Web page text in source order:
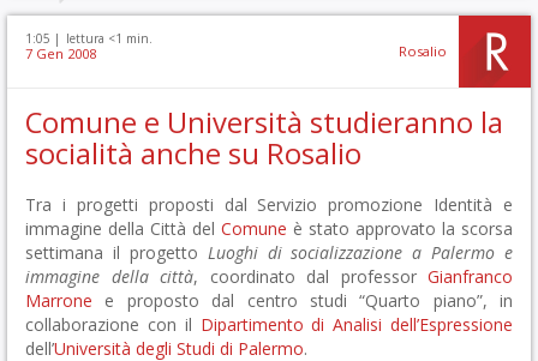
1:05 | lettura <1 min.
7 Gen 2008 Rosalio
Comune e Università studieranno la
socialità anche su Rosalio
Tra i progetti proposti dal Servizio promozione Identità e
immagine della Città del Comune è stato approvato la scorsa
settimana il progetto Luoghi di socializzazione a Palermo e
immagine della città, coordinato dal professor Gianfranco
Marrone e proposto dal centro studi “Quarto piano”, in
collaborazione con il Dipartimento di Analisi dell’Espressione
dell’Università degli Studi di Palermo.